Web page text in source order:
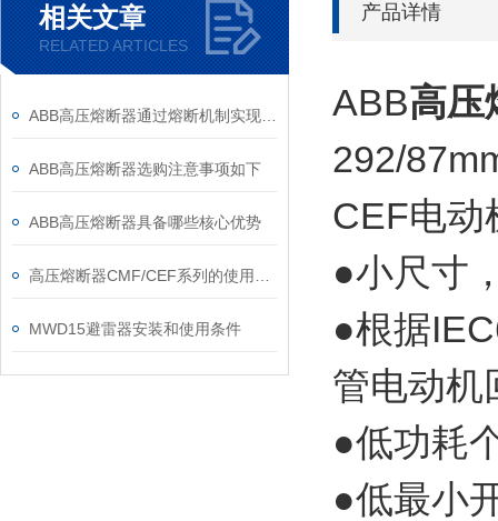
相关文章
RELATED ARTICLES
ABB高压熔断器选购注意事项如下
ABB高压熔断器具备哪些核心优势
MWD15避雷器安装和使用条件
产品详情
ABB高压
292/
CEF电动
●小尺寸
●根据
管电动机
●低功耗
●低最小